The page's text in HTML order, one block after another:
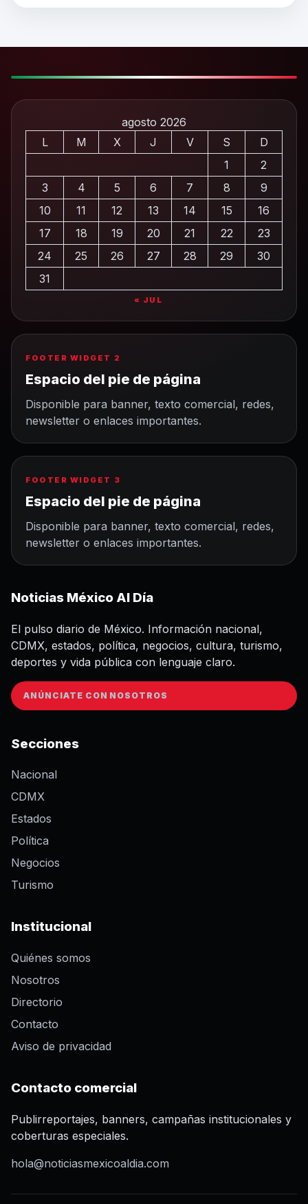
agosto 2026
L
M X J V S
D
1
2
3
4 5 6 7 8
9
10
11 12 13 14 15
16
17
18 19 20 21 22
23
24
25 26 27 28 29
30
31
« JUL
FOOTER WIDGET 2
Espacio del pie de página
Disponible para banner, texto comercial, redes,
newsletter o enlaces importantes.
FOOTER WIDGET 3
Espacio del pie de página
Disponible para banner, texto comercial, redes,
newsletter o enlaces importantes.
Noticias México Al Día
El pulso diario de México. Información nacional,
CDMX, estados, política, negocios, cultura, turismo,
deportes y vida pública con lenguaje claro.
ANÚNCIATE CON NOSOTROS
Secciones
Nacional
CDMX
Estados
Política
Negocios
Turismo
Institucional
Quiénes somos
Nosotros
Directorio
Contacto
Aviso de privacidad
Contacto comercial
Publirreportajes, banners, campañas institucionales y
coberturas especiales.
hola@noticiasmexicoaldia.com